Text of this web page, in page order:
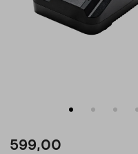
599,00